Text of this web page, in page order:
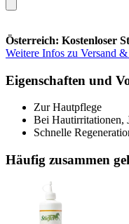
Österreich: Kostenloser
Weitere Infos zu Versand
Eigenschaften und
Zur Hautpflege
Bei Hautirritationen,
Schnelle
Häufig zusammen